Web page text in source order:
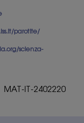
parotite/
scienza-
MAT-IT-2402220